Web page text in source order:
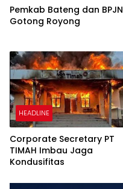
Pemkab Bateng dan BPJN
Gotong Royong
HEADLINE
Corporate Secretary PT
TIMAH Imbau Jaga
Kondusifitas